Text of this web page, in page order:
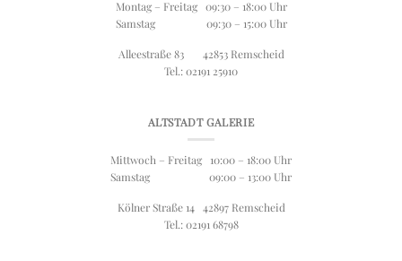
Montag – Freitag 09:30 – 18:00 Uhr
Samstag 09:30 – 15:00 Uhr
Alleestraße 83 42853 Remscheid
Tel.: 02191 25910
ALTSTADT GALERIE
Mittwoch – Freitag 10:00 – 18:00 Uhr
Samstag 09:00 – 13:00 Uhr
Kölner Straße 14 42897 Remscheid
Tel.: 02191 68798